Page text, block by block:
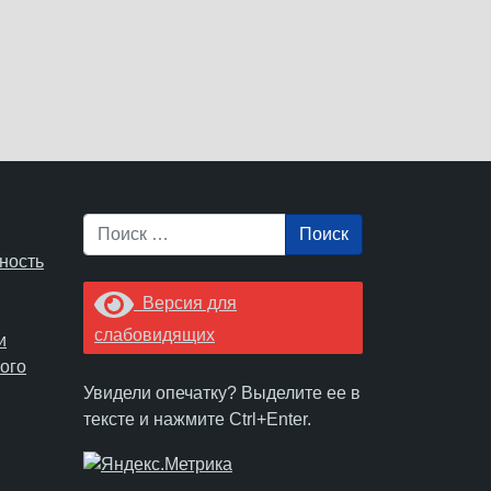
Поиск
Версия для
слабовидящих
Увидели опечатку? Выделите ее в
тексте и нажмите Ctrl+Enter.